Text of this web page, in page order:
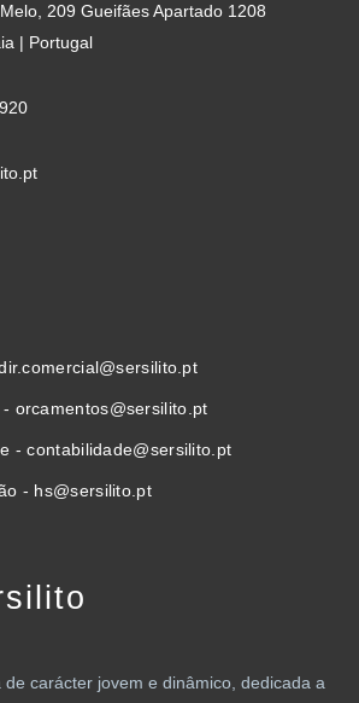
209 Gueifães Apartado 1208
| Portugal
orcamentos@sersilito.pt
- contabilidade@sersilito.pt
- hs@sersilito.pt
carácter jovem e dinâmico, dedicada a